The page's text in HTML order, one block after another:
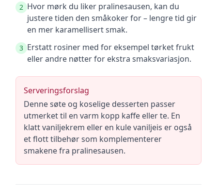
2 Hvor mørk du liker pralinesausen, kan du
justere tiden den småkoker for – lengre tid gir
en mer karamellisert smak.
3 Erstatt rosiner med for eksempel tørket frukt
eller andre nøtter for ekstra smaksvariasjon.
Serveringsforslag
Denne søte og koselige desserten passer
utmerket til en varm kopp kaffe eller te. En
klatt vaniljekrem eller en kule vaniljeis er også
et flott tilbehør som komplementerer
smakene fra pralinesausen.